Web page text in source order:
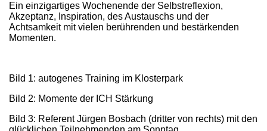
Ein einzigartiges Wochenende der Selbstreflexion,
Akzeptanz, Inspiration, des Austauschs und der
Achtsamkeit mit vielen berührenden und bestärkenden
Momenten.
Bild 1: autogenes Training im Klosterpark
Bild 2: Momente der ICH Stärkung
Bild 3: Referent Jürgen Bosbach (dritter von rechts) mit den